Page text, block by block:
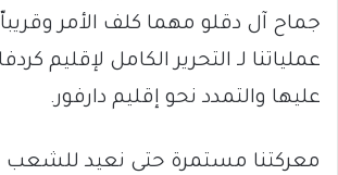
جماح آل دقلو مهما كلف الأمر
عملياتنا لـ التحرير الكامل لإقليم
عليها والتمدد نحو إقليم دارفور.
معركتنا مستمرة حتى نعيد للشعب